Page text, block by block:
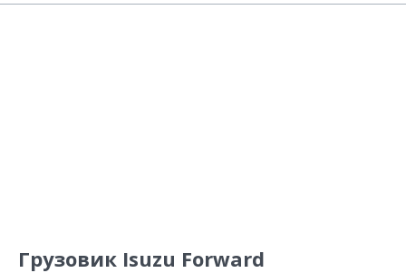
Грузовик Isuzu Forward